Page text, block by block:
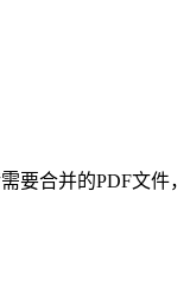
要合并的PDF文件，